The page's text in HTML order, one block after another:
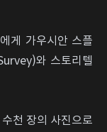
게 가우시안 스플
와 스토리텔
천 장의 사진으로